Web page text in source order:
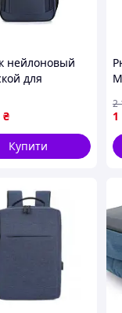
легко
нейлоновый
для
35 литров
₴
Купити
1
2